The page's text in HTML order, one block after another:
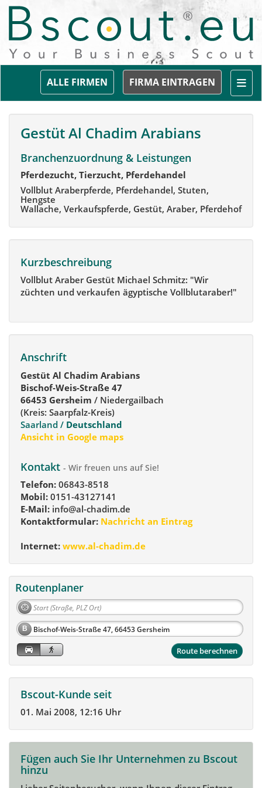
FIRMA EINTRAGEN
ALLE FIRMEN
Gestüt Al Chadim Arabians
Branchenzuordnung & Leistungen
Pferdezucht, Tierzucht, Pferdehandel
Vollblut Araberpferde, Pferdehandel, Stuten,
Hengste
Wallache, Verkaufspferde, Gestüt, Araber, Pferdehof
Kurzbeschreibung
Vollblut Araber Gestüt Michael Schmitz: "Wir
züchten und verkaufen ägyptische Vollblutaraber!"
Anschrift
Gestüt Al Chadim Arabians
Bischof-Weis-Straße 47
66453 Gersheim / Niedergailbach
(Kreis: Saarpfalz-Kreis)
Saarland / Deutschland
Ansicht in Google maps
Kontakt - Wir freuen uns auf Sie!
Telefon: 06843-8518
Mobil: 0151-43127141
E-Mail: info@al-chadim.de
Kontaktformular: Nachricht an Eintrag
Internet: www.al-chadim.de
Routenplaner
B
Route berechnen
Bscout-Kunde seit
01. Mai 2008, 12:16 Uhr
Fügen auch Sie Ihr Unternehmen zu Bscout
hinzu